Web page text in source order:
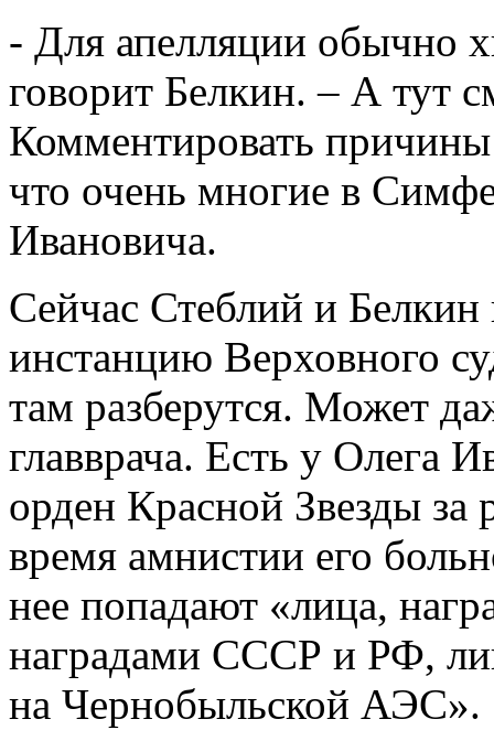
- Для апелляции обычно
говорит Белкин. – А тут
Комментировать
что очень многие в
Ивановича.
Сейчас Стеблий и Белкин
инстанцию Верховного
там разберутся. Может
главврача. Есть у
орден Красной Звезды
время амнистии его
нее попадают «лица,
наградами СССР и РФ,
на Чернобыльской АЭС».